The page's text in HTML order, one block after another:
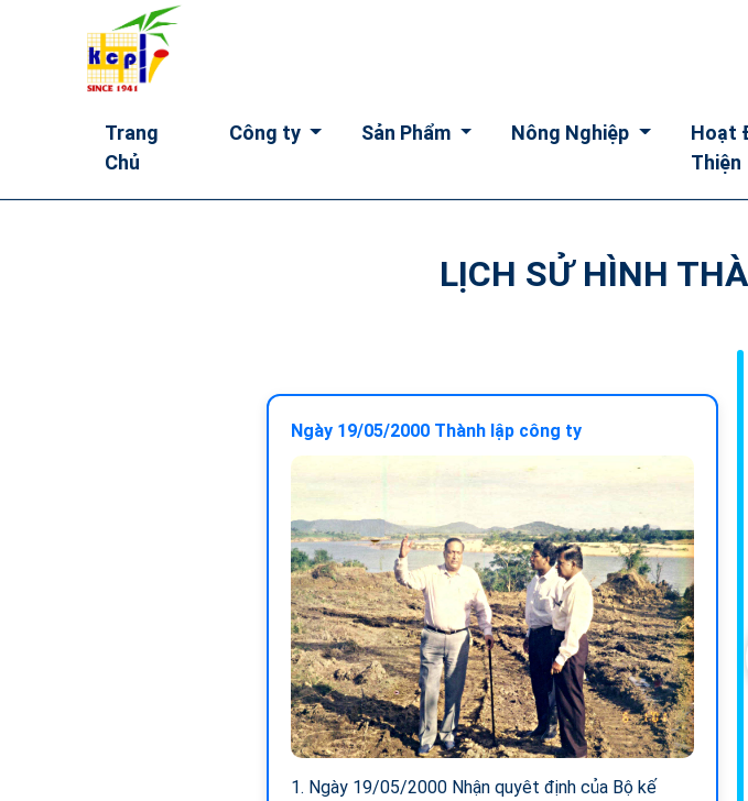
Trang
Chủ
Công ty Sản Phẩm Nông Nghiệp
Hoạt
Thiện
LỊCH SỬ HÌNH
Ngày 19/05/2000 Thành lập công ty
1. Ngày 19/05/2000 Nhận quyêt định của Bộ kế